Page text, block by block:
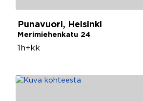
Punavuori, Helsinki
Merimiehenkatu 24
1h+kk